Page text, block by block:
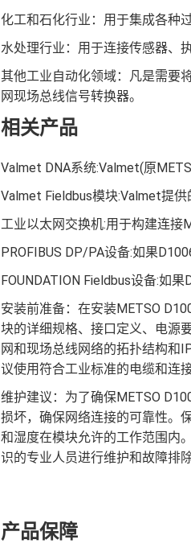
化工和石化行业：用于集成各种
水处理行业：用于连接传感器、
其他工业自动化领域：凡是需要
网现场总线信号转换器。
相关产品
Valmet DNA系统:Valmet(原
Valmet Fieldbus模块:Valmet提
工业以太网交换机:用于构建连接
PROFIBUS DP/PA设备:如果
FOUNDATION Fieldbus设备:如
安装前准备：在安装METSO
块的详细规格、接口定义、电源
网和现场总线网络的拓扑结构和
议使用符合工业标准的电缆和连
维护建议：为了确保METSO
损坏，确保网络连接的可靠性。
和湿度在模块允许的工作范围内
识的专业人员进行维护和故障排除
产品保障